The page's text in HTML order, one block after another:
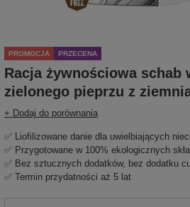
PROMOCJA PRZECENA
Racja żywnościowa schab
zielonego pieprzu z
+ Dodaj do porównania
✅ Liofilizowane danie dla uwielbiających
✅ Przygotowane w 100% ekologicznych
✅ Bez sztucznych dodatków, bez dodatku
✅ Termin przydatności aż 5 lat